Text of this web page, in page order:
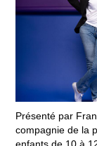
Présenté par
compagnie de la
enfants de 10 à